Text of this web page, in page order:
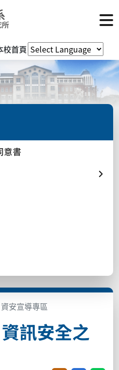
校首頁
意書
資安宣導專區
訊安全之